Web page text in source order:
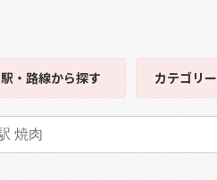
駅・路線から探す カテゴリー